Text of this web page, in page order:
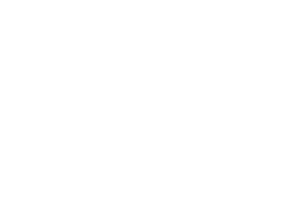
Instagram